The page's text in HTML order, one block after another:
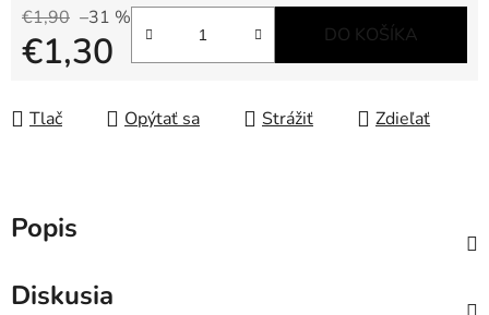
€1,90 –31 %
€1,30 DO KOŠÍKA
Tlač Opýtať sa Strážiť Zdieľať
Popis
Diskusia